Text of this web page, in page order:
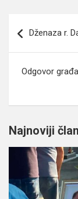
članaka
Dženaza r.
Odgovor
Najnoviji